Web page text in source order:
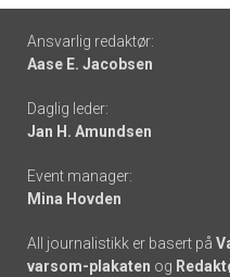
Footer
-
links
Ansvarlig redaktør:
Aase E. Jacobsen
Daglig leder:
Jan H. Amundsen
Event manager:
Mina Hovden
All journalistikk er basert på
varsom-plakaten og